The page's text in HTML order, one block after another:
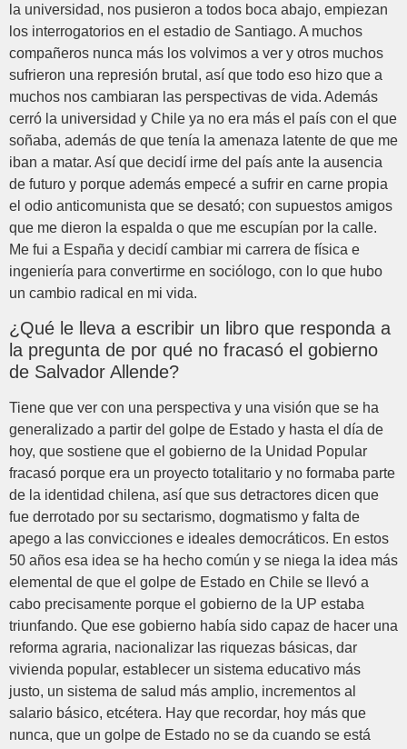
la universidad, nos pusieron a todos boca abajo, empiezan
los interrogatorios en el estadio de Santiago. A muchos
compañeros nunca más los volvimos a ver y otros muchos
sufrieron una represión brutal, así que todo eso hizo que a
muchos nos cambiaran las perspectivas de vida. Además
cerró la universidad y Chile ya no era más el país con el que
soñaba, además de que tenía la amenaza latente de que me
iban a matar. Así que decidí irme del país ante la ausencia
de futuro y porque además empecé a sufrir en carne propia
el odio anticomunista que se desató; con supuestos amigos
que me dieron la espalda o que me escupían por la calle.
Me fui a España y decidí cambiar mi carrera de física e
ingeniería para convertirme en sociólogo, con lo que hubo
un cambio radical en mi vida.
¿Qué le lleva a escribir un libro que responda a
la pregunta de por qué no fracasó el gobierno
de Salvador Allende?
Tiene que ver con una perspectiva y una visión que se ha
generalizado a partir del golpe de Estado y hasta el día de
hoy, que sostiene que el gobierno de la Unidad Popular
fracasó porque era un proyecto totalitario y no formaba parte
de la identidad chilena, así que sus detractores dicen que
fue derrotado por su sectarismo, dogmatismo y falta de
apego a las convicciones e ideales democráticos. En estos
50 años esa idea se ha hecho común y se niega la idea más
elemental de que el golpe de Estado en Chile se llevó a
cabo precisamente porque el gobierno de la UP estaba
triunfando. Que ese gobierno había sido capaz de hacer una
reforma agraria, nacionalizar las riquezas básicas, dar
vivienda popular, establecer un sistema educativo más
justo, un sistema de salud más amplio, incrementos al
salario básico, etcétera. Hay que recordar, hoy más que
nunca, que un golpe de Estado no se da cuando se está